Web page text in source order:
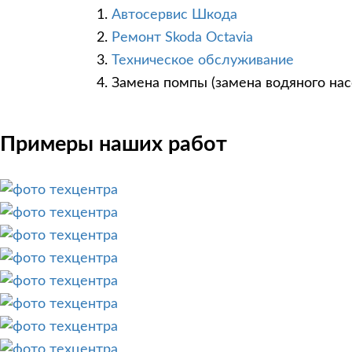
Автосервис Шкода
Ремонт Skoda Octavia
Техническое обслуживание
Замена помпы (замена водяного
Примеры наших работ